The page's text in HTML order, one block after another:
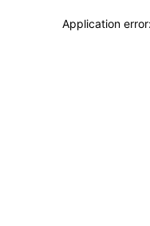
Application